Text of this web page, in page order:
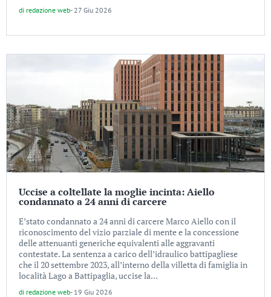
di redazione web- 27 Giu 2026
Uccise a coltellate la moglie incinta: Aiello
condannato a 24 anni di carcere
E’stato condannato a 24 anni di carcere Marco Aiello con il
riconoscimento del vizio parziale di mente e la concessione
delle attenuanti generiche equivalenti alle aggravanti
contestate. La sentenza a carico dell’idraulico battipagliese
che il 20 settembre 2023, all’interno della villetta di famiglia in
località Lago a Battipaglia, uccise la...
di redazione web- 19 Giu 2026